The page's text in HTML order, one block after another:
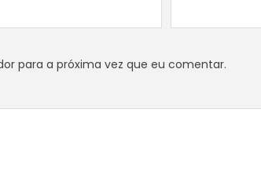
para a próxima vez que eu comentar.